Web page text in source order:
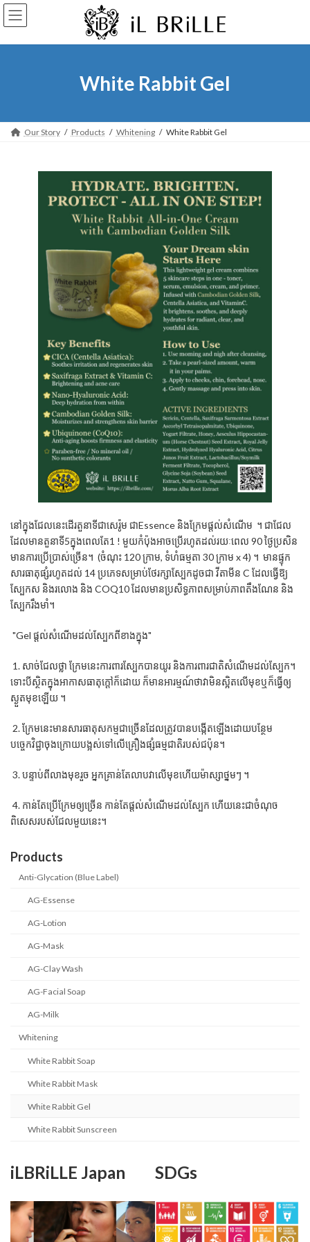
コ
ン
ン
ナ
ビ
ー
White Rabbit Gel
Our Story Products Whitening White Rabbit Gel
នៅក្នុងជែលនេះដើរតួនាទីជាសេរ៉ូម ជាEssence និងក្រែមផ្តល់សំណើម ។ ជាជែល
ដែលមានតួនាទី5ក្នុងពេលតែ1 ! មួយកំប៉ុងអាចប្រើរហូតដល់រយៈពេល 90 ថ្ងៃប្រសិន
មានការប្រើប្រាស់ច្រើន។ (ចំណុះ 120 ក្រាម, ទំហំធម្មតា 30 ក្រាម x 4) ។ មានផ្ទុក
សារធាតុផ្សំរហូតដល់ 14 ប្រភេទសម្រាប់ថែរក្សាស្បែកដូចជា វីតាមីន C ដែលធ្វើឱ្យ
ស្បែកស និងរលោង និង COQ10 ដែលមានប្រសិទ្ធភាពសម្រាប់ភាពតឹងណែន និង
ស្បែករឹងមាំ។
"Gel ផ្តល់សំណើមដល់ស្បែកពីខាងក្នុង"
1. សាច់ជែលថ្លា ក្រែមនេះការពារស្បែកបានយូរ និងការពារជាតិសំណើមដល់ស្បែក។
ទោះបីស្ថិតក្នុងអាកាសធាតុក្តៅក៏ដោយ ក៏មានអារម្មណ៍ថាវាមិនស្អិតលើមុខឬក៏ធ្វើឲ្យ
ស្ងួតមុខឡើយ ។
2. ក្រែមនេះមានសារធាតុសកម្មជាច្រើនដែលត្រូវបានបង្កើតឡើងដោយបន្ថែម
បច្ចេកវិជ្ជាចុងក្រោយបង្អស់ទៅលើគ្រឿងផ្សំធម្មជាតិរបស់ជប៉ុន។
3. បន្ទាប់ពីលាងមុខរួច អ្នកគ្រាន់តែលាបវាលើមុខហើយម៉ាស្សាថ្នមៗ ។
4. កាន់តែប្រើក្រែមឲ្យច្រើន កាន់តែផ្តល់សំណើមដល់ស្បែក ហើយនេះជាចំណុច
ពិសេសរបស់ជែលមួយនេះ។
Products
Anti-Glycation (Blue Label)
AG-Essense
AG-Lotion
AG-Mask
AG-Clay Wash
AG-Facial Soap
AG-Milk
Whitening
White Rabbit Soap
White Rabbit Mask
White Rabbit Gel
White Rabbit Sunscreen
iLBRiLLE Japan SDGs